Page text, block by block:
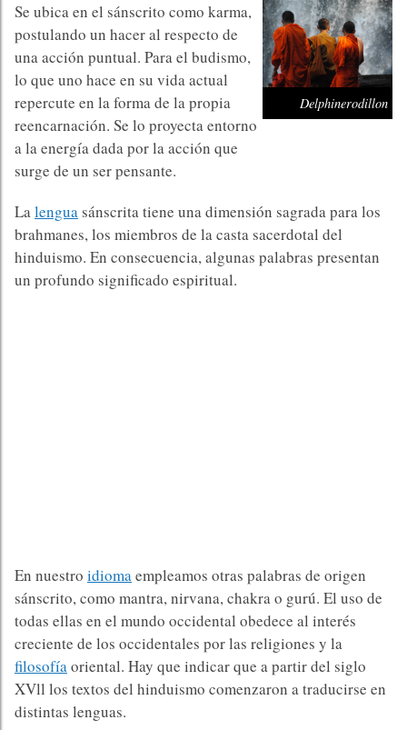
Delphinerodillon
Se ubica en el sánscrito como karma,
postulando un hacer al respecto de
una acción puntual. Para el budismo,
lo que uno hace en su vida actual
repercute en la forma de la propia
reencarnación. Se lo proyecta entorno
a la energía dada por la acción que
surge de un ser pensante.
Lalengua sánscrita tiene una dimensión sagrada para los
brahmanes, los miembros de la casta sacerdotal del
hinduismo. En consecuencia, algunas palabras presentan
un profundo significado espiritual.
En nuestro idiomaempleamos otras palabras de origen
sánscrito, como mantra, nirvana, chakra o gurú. El uso de
todas ellas en el mundo occidental obedece al interés
creciente de los occidentales por las religiones y la
filosofíaoriental. Hay que indicar que a partir del siglo
XVll los textos del hinduismo comenzaron a traducirse en
distintas lenguas.